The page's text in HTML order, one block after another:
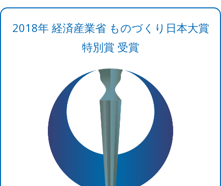
2018年 経済産業省 ものづくり日本大賞
特別賞 受賞